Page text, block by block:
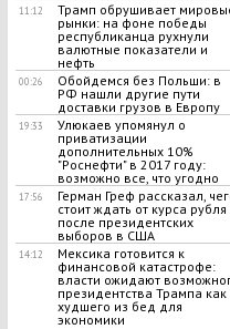
11:12
Трамп обрушивает
рынки: на фоне победы
республиканца рухнули
валютные показатели и
нефть
00:26
Обойдемся без Польши: в
РФ нашли другие пути
доставки грузов в Европу
19:33
Улюкаев упомянул о
приватизации
дополнительных 10%
"Роснефти" в 2017 году:
возможно все, что угодно
17:56
Герман Греф рассказал,
стоит ждать от курса рубля
после президентских
выборов в США
14:12
Мексика готовится к
финансовой катастрофе:
власти ожидают
президентства Трампа как
худшего из бед для
экономики